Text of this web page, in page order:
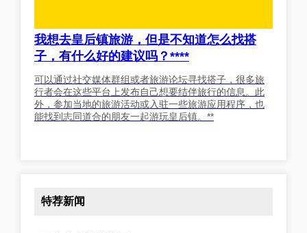
我想去皇后镇旅游，但是不知道怎么找搭
子，有什么好的建议吗？****
可以通过社交媒体群组或者旅游论坛寻找搭子，很多旅
行者会在这些平台上发布自己想要结伴旅行的信息。此
外，参加当地的旅游活动或入驻一些旅游应用程序，也
能找到志同道合的朋友一起游玩皇后镇。**
特荐新闻